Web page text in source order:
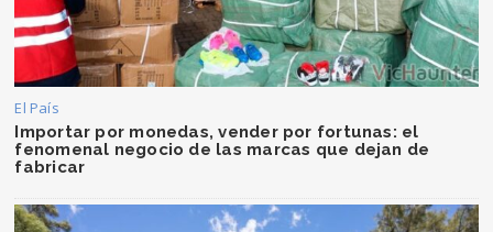
El País
Importar por monedas, vender por fortunas: el
fenomenal negocio de las marcas que dejan de
fabricar